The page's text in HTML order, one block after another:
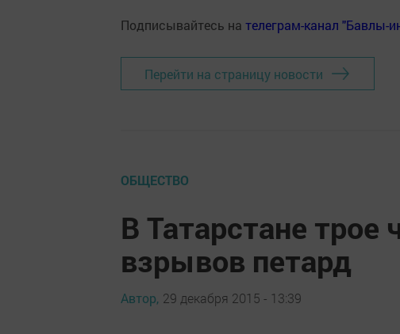
Подписывайтесь на телеграм-канал "Бавлы-
Перейти на страницу новости
ОБЩЕСТВО
В Татарстане трое
взрывов петард
Автор, 29 декабря 2015 - 13:39